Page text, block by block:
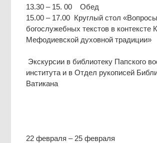
13.30 – 15. 00 Обед
15.00 – 17.00 Круглый стол
богослужебных текстов в контексте
Мефодиевской духовной традиции»
Экскурсии в библиотеку Папского
института и в Отдел рукописей
Ватикана
22 февраля – 25 февраля